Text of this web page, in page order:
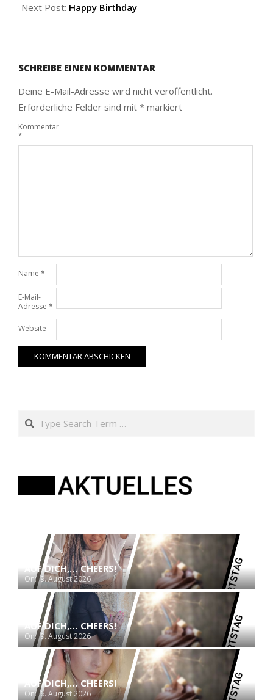
06
Next Post: Happy Birthday
SCHREIBE EINEN KOMMENTAR
Deine E-Mail-Adresse wird nicht veröffentlicht.
Erforderliche Felder sind mit * markiert
Kommentar
*
Name *
E-Mail-
Adresse *
Website
Search
AUF DICH,… CHEERS!
On: 9. August 2026
AUF DICH,… CHEERS!
On: 9. August 2026
AUF DICH,… CHEERS!
On: 6. August 2026